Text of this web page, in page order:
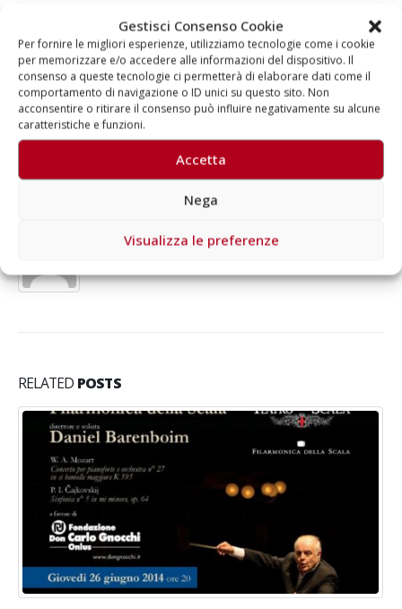
Gestisci Consenso Cookie
Per fornire le migliori esperienze, utilizziamo tecnologie come i cookie
per memorizzare e/o accedere alle informazioni del dispositivo. Il
consenso a queste tecnologie ci permetterà di elaborare dati come il
comportamento di navigazione o ID unici su questo sito. Non
acconsentire o ritirare il consenso può influire negativamente su alcune
caratteristiche e funzioni.
Accetta
Nega
Visualizza le preferenze
Informazioni
Asta online: clicca qui
Incontri che cambiano la vita:clicca qui
Centro Benedetta D’Intino Onlus: clicca qui
Aragorn
RELATED POSTS